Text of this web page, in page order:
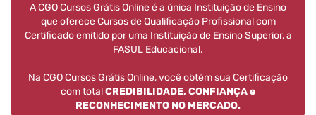
A CGO Cursos Grátis Online é a única Instituição de Ensino
que oferece Cursos de Qualificação Profissional com
Certificado emitido por uma Instituição de Ensino Superior, a
FASUL Educacional.
Na CGO Cursos Grátis Online, você obtém sua Certificação
com totalCREDIBILIDADE, CONFIANÇA e
RECONHECIMENTO NO MERCADO.